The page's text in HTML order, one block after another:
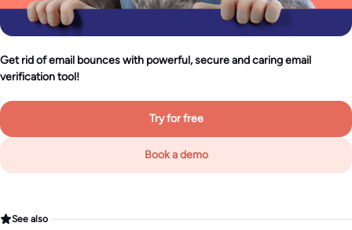
Get rid of email bounces with powerful, secure and caring email
verification tool!
Try for free
Book a demo
See also